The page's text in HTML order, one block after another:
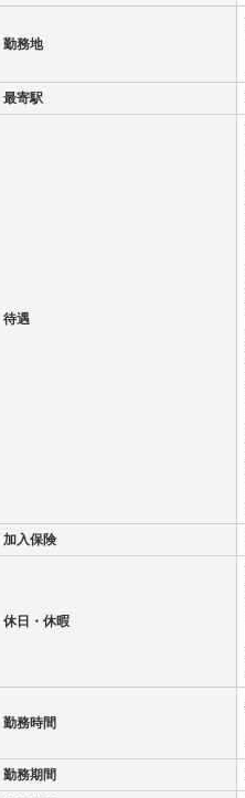
勤務地
最寄駅
待遇
加入保険
休日・休暇
勤務時間
勤務期間